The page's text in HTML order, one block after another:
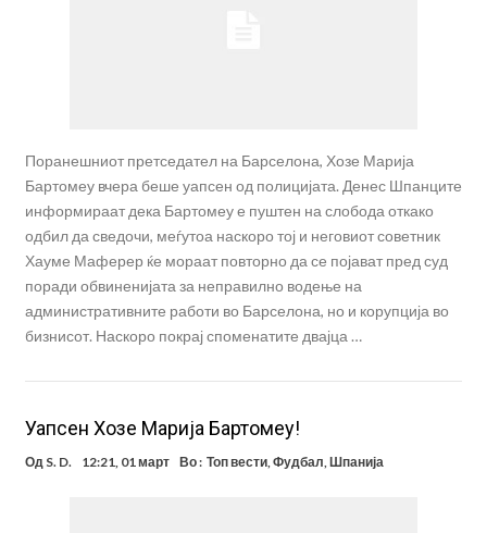
Поранешниот претседател на Барселона, Хозе Марија
Бартомеу вчера беше уапсен од полицијата. Денес Шпанците
информираат дека Бартомеу е пуштен на слобода откако
одбил да сведочи, меѓутоа наскоро тој и неговиот советник
Хауме Маферер ќе мораат повторно да се појават пред суд
поради обвиненијата за неправилно водење на
административните работи во Барселона, но и корупција во
бизнисот. Наскоро покрај споменатите двајца …
Уапсен Хозе Марија Бартомеу!
Од S. D. 12:21, 01 март Во : Топ вести,Фудбал,Шпанија